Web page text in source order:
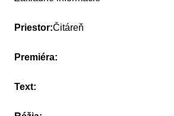
Priestor:Čitáreň
Premiéra:
Text: